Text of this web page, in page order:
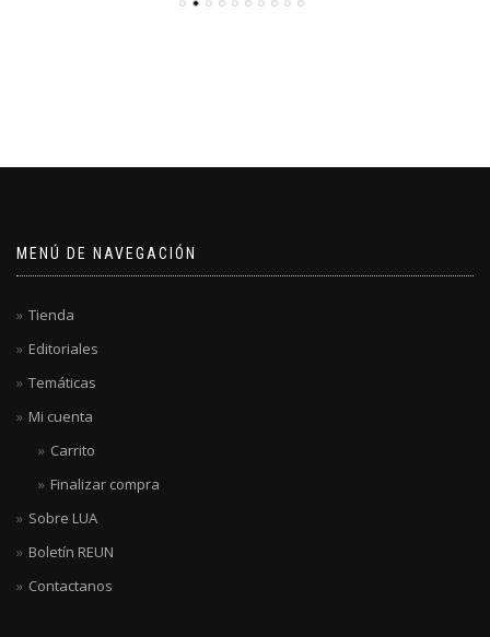
MENÚ DE NAVEGACIÓN
Tienda
Editoriales
Temáticas
Mi cuenta
Carrito
Finalizar compra
Sobre LUA
Boletín REUN
Contactanos